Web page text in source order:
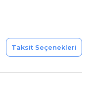
Taksit Seçenekleri